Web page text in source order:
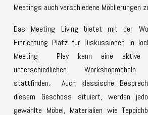
Meetings auch verschiedene Möblierungen
Das Meeting Living bietet mit der
Einrichtung Platz für Diskussionen in
Meeting Play kann eine aktive
unterschiedlichen
stattfinden. Auch klassische
diesem Geschoss situiert, werden
gewählte Möbel, Materialien wie